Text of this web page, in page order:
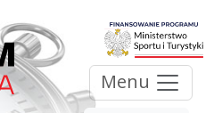
Menu